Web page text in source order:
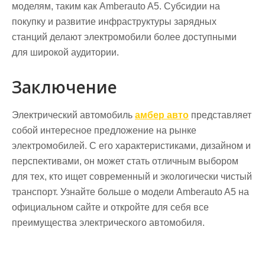
моделям, таким как Amberauto A5. Субсидии на
покупку и развитие инфраструктуры зарядных
станций делают электромобили более доступными
для широкой аудитории.
Заключение
Электрический автомобиль амбер авто представляет
собой интересное предложение на рынке
электромобилей. С его характеристиками, дизайном и
перспективами, он может стать отличным выбором
для тех, кто ищет современный и экологически чистый
транспорт. Узнайте больше о модели Amberauto A5 на
официальном сайте и откройте для себя все
преимущества электрического автомобиля.